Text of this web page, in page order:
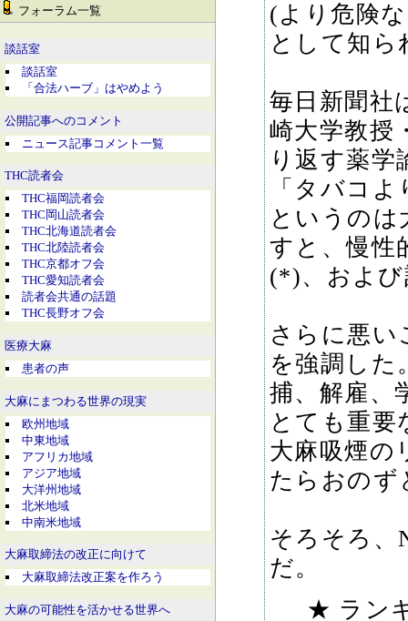
フォーラム一覧
談話室
談話室
「合法ハーブ」はやめよう
公開記事へのコメント
ニュース記事コメント一覧
THC読者会
THC福岡読者会
THC岡山読者会
THC北海道読者会
THC北陸読者会
THC京都オフ会
THC愛知読者会
読者会共通の話題
THC長野オフ会
医療大麻
患者の声
大麻にまつわる世界の現実
欧州地域
中東地域
アフリカ地域
アジア地域
大洋州地域
北米地域
中南米地域
大麻取締法の改正に向けて
大麻取締法改正案を作ろう
大麻の可能性を活かせる世界へ
(より危険
として知ら
毎日新聞社
崎大学教授
り返す薬学
「タバコ
というのは
すと、慢性
(*)、および
さらに悪い
を強調した
捕、解雇、
とても重
大麻吸煙の
たらおのず
そろそろ、
だ。
★ ラン